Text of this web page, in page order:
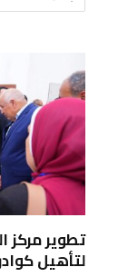
لتأهيل